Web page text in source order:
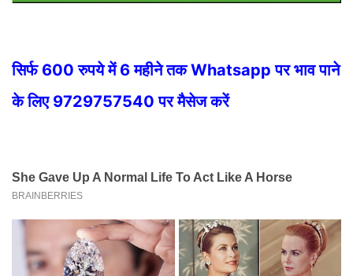
सिर्फ 600 रुपये में 6 महीने तक Whatsapp पर भाव पाने
के लिए 9729757540 पर मैसेज करें